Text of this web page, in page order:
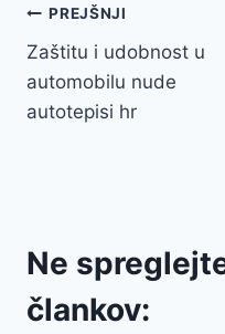
Navigacija
prispevka
PREJŠNJI
Zaštitu i udobnost u
automobilu nude
autotepisi hr
Ne
člankov: